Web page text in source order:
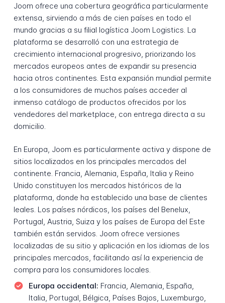
Joom ofrece una cobertura geográfica particularmente
extensa, sirviendo a más de cien países en todo el
mundo gracias a su filial logística Joom Logistics. La
plataforma se desarrolló con una estrategia de
crecimiento internacional progresivo, priorizando los
mercados europeos antes de expandir su presencia
hacia otros continentes. Esta expansión mundial permite
a los consumidores de muchos países acceder al
inmenso catálogo de productos ofrecidos por los
vendedores del marketplace, con entrega directa a su
domicilio.
En Europa, Joom es particularmente activa y dispone de
sitios localizados en los principales mercados del
continente. Francia, Alemania, España, Italia y Reino
Unido constituyen los mercados históricos de la
plataforma, donde ha establecido una base de clientes
leales. Los países nórdicos, los países del Benelux,
Portugal, Austria, Suiza y los países de Europa del Este
también están servidos. Joom ofrece versiones
localizadas de su sitio y aplicación en los idiomas de los
principales mercados, facilitando así la experiencia de
compra para los consumidores locales.
Europa occidental: Francia, Alemania, España,
Italia, Portugal, Bélgica, Países Bajos, Luxemburgo,